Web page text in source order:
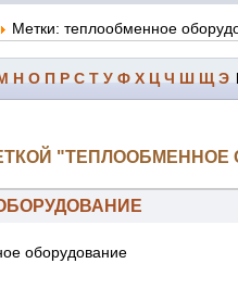
Метки: теплообменное
Н О П Р С Т У Ф Х Ц Ч Ш Щ Э
"ТЕПЛООБМЕННОЕ
оборудование